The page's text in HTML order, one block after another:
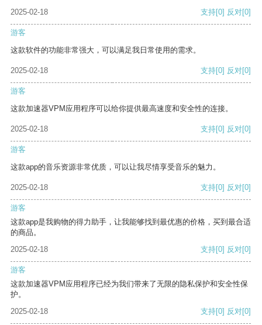
2025-02-18 支持[0] 反对[0]
游客
这款软件的功能非常强大，可以满足我日常使用的需求。
2025-02-18 支持[0] 反对[0]
游客
这款加速器VPM应用程序可以给你提供最高速度和安全性的连接。
2025-02-18 支持[0] 反对[0]
游客
这款app的音乐资源非常优质，可以让我尽情享受音乐的魅力。
2025-02-18 支持[0] 反对[0]
游客
这款app是我购物的得力助手，让我能够找到最优惠的价格，买到最合适
的商品。
2025-02-18
支持[0] 反对[0]
游客
这款加速器VPM应用程序已经为我们带来了无限的隐私保护和安全性保
护。
2025-02-18
支持[0] 反对[0]